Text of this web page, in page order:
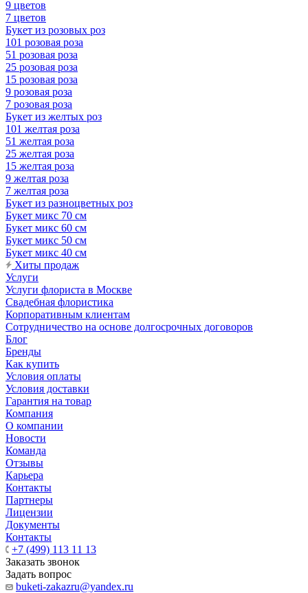
9 цветов
7 цветов
Букет из розовых роз
101 розовая роза
51 розовая роза
25 розовая роза
15 розовая роза
9 розовая роза
7 розовая роза
Букет из желтых роз
101 желтая роза
51 желтая роза
25 желтая роза
15 желтая роза
9 желтая роза
7 желтая роза
Букет из разноцветных роз
Букет микс 70 см
Букет микс 60 см
Букет микс 50 см
Букет микс 40 см
Хиты продаж
Услуги
Услуги флориста в Москве
Свадебная флористика
Корпоративным клиентам
Сотрудничество на основе долгосрочных договоров
Блог
Бренды
Как купить
Условия оплаты
Условия доставки
Гарантия на товар
Компания
О компании
Новости
Команда
Отзывы
Карьера
Контакты
Партнеры
Лицензии
Документы
Контакты
+7 (499) 113 11 13
Заказать звонок
Задать вопрос
buketi-zakazru@yandex.ru